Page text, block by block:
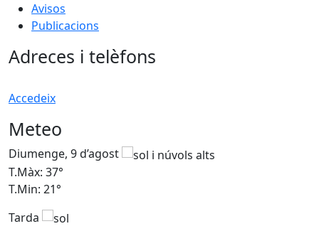
Avisos
Publicacions
Adreces i telèfons
Accedeix
Meteo
Diumenge, 9 d’agost
T.Màx: 37°
T.Min: 21°
Tarda